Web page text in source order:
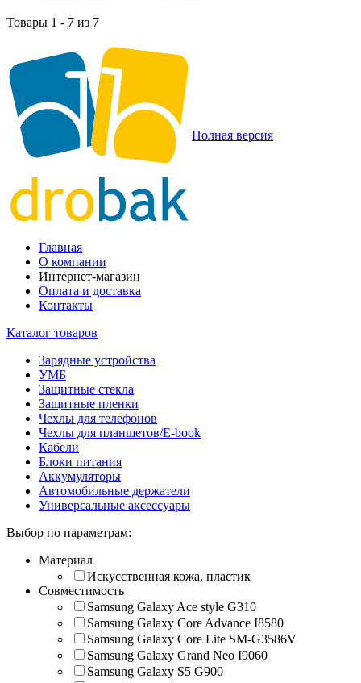
Товары 1 - 7 из 7
Полная версия
Главная
О компании
Интернет-магазин
Оплата и доставка
Контакты
Каталог товаров
Зарядные устройства
УМБ
Защитные стекла
Защитные пленки
Чехлы для телефонов
Чехлы для планшетов/E-book
Кабели
Блоки питания
Аккумуляторы
Автомобильные держатели
Универсальные аксессуары
Выбор по параметрам:
Материал
Искусственная кожа, пластик
Совместимость
Samsung Galaxy Ace style G310
Samsung Galaxy Core Advance I8580
Samsung Galaxy Core Lite SM-G3586V
Samsung Galaxy Grand Neo I9060
Samsung Galaxy S5 G900